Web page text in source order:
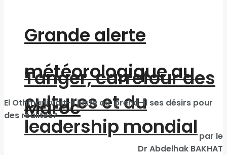
Tanger, carrefour des
cultures et du
leadership mondial
Grande alerte
météorologique au
Maroc
El Othmani voit-il juste ou prend-il ses désirs pour
des réalités?
par le
Dr Abdelhak BAKHAT